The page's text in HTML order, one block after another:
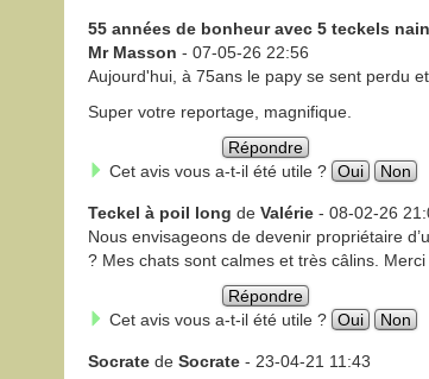
55 années de bonheur avec 5 teckels
Mr Masson - 07-05-26 22:56
Aujourd'hui, à 75ans le papy se sent perdu
Super votre reportage, magnifique.
Répondre
Cet avis vous a-t-il été utile ? Oui Non
Teckel à poil long de Valérie - 08-02-26
Nous envisageons de devenir propriétaire
? Mes chats sont calmes et très câlins.
Répondre
Cet avis vous a-t-il été utile ? Oui Non
Socrate de Socrate - 23-04-21 11:43